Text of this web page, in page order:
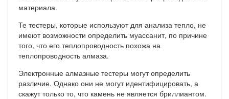
материала.
Те тестеры, которые используют для анализа тепло, не
имеют возможности определить муассанит, по причине
того, что его теплопроводность похожа на
теплопроводность алмаза.
Электронные алмазные тестеры могут определить
различие. Однако они не могут идентифицировать, а
скажут только то, что камень не является бриллиантом.